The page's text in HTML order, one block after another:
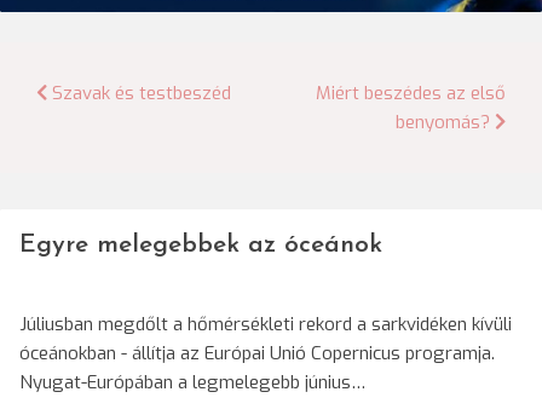
Bejegyzés
Szavak és testbeszéd
Miért beszédes az első
benyomás?
Egyre melegebbek az óceánok
Júliusban megdőlt a hőmérsékleti rekord a sarkvidéken kívüli
óceánokban - állítja az Európai Unió Copernicus programja.
Nyugat-Európában a legmelegebb június…